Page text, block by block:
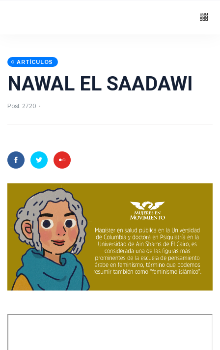
ARTÍCULOS
NAWAL EL SAADAWI
Post: 2720